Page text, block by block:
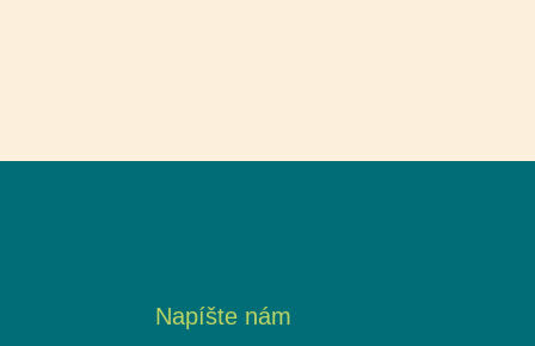
Napíšte nám